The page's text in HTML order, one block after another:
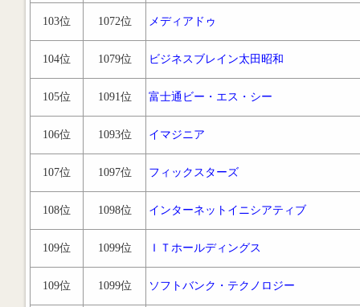
103位 1072位 メディアドゥ
104位 1079位 ビジネスブレイン太田昭和
105位 1091位 富士通ビー・エス・シー
106位 1093位 イマジニア
107位 1097位 フィックスターズ
108位 1098位 インターネットイニシアティブ
109位 1099位 ＩＴホールディングス
109位 1099位 ソフトバンク・テクノロジー